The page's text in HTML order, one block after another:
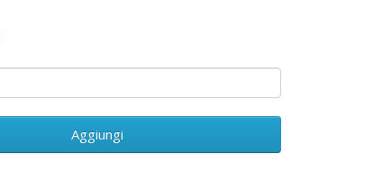
Aggiungi